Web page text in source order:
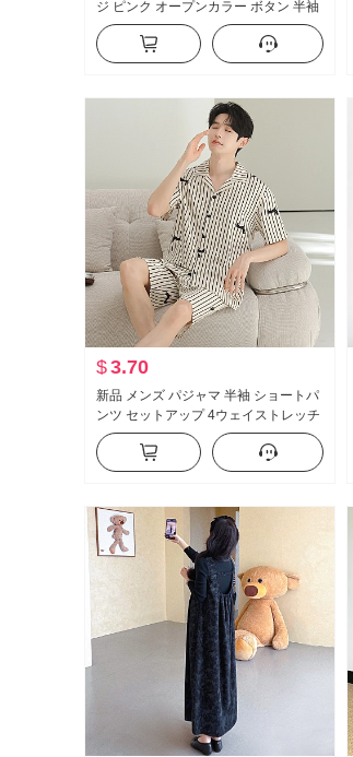
ジ ピンク オープンカラー ボタン 半袖
シャツ 夏 プリーツ プレッピースタイ
ル 通勤 トップス
$3.70
新品 メンズ パジャマ 半袖 ショートパ
ンツ セットアップ 4ウェイストレッチ
布 冷たい 感 通気性 パジャマ 男性 ル
ームウェア